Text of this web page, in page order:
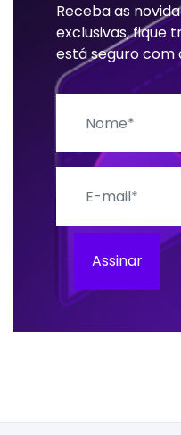
Receba as
exclusivas, fique
está seguro com
Assinar